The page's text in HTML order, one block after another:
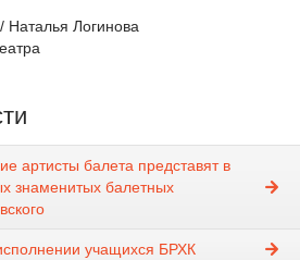
Наталья Логинова
артисты балета представят в
знаменитых балетных
учащихся БРХК